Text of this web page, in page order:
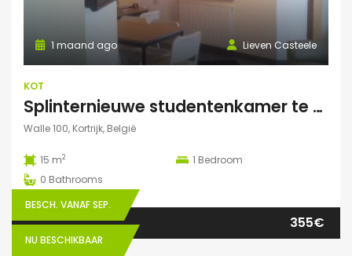
Lieven Casteele
1 maand ago
KOT
Splinternieuwe studentenkamer te huur in authentiek herenhuis
Walle 100, Kortrijk, België
15 m2 1 Bedroom
0 Bathrooms
BESCH. VANAF SEP.
NU BESCHIKBAAR
355€